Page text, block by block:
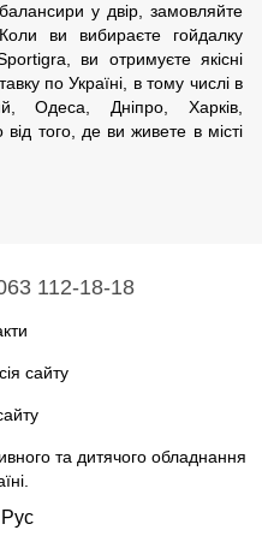
у двір, замовляйте
ви вибираєте гойдалку
ви отримуєте якісні
по Україні, в тому числі в
Одеса, Дніпро, Харків,
того, де ви живете в місті
112-18-18
сайту
та дитячого обладнання
Рус